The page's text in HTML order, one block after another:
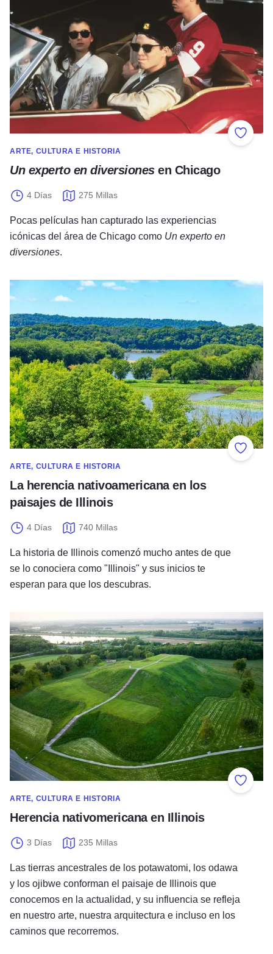
Añadir
ARTE, CULTURA E HISTORIA
Un experto en diversionesen Chicago
4 Días 275 Millas
Pocas películas han capturado las experiencias
icónicas del área de Chicago como Un experto en
diversiones.
Añadir
ARTE, CULTURA E HISTORIA
La herencia nativoamericana en los
paisajes de Illinois
4 Días 740 Millas
La historia de Illinois comenzó mucho antes de que
se lo conociera como "Illinois" y sus inicios te
esperan para que los descubras.
La herencia nativoamericana en los paisajes de Illinois
Añadir
ARTE, CULTURA E HISTORIA
Herencia nativomericana en Illinois
3 Días 235 Millas
Las tierras ancestrales de los potawatomi, los odawa
y los ojibwe conforman el paisaje de Illinois que
conocemos en la actualidad, y su influencia se refleja
en nuestro arte, nuestra arquitectura e incluso en los
caminos que recorremos.
Herencia nativomericana en Illinois